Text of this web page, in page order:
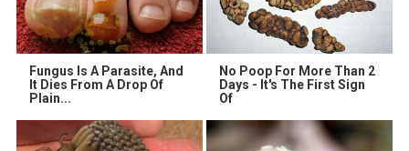
Fungus Is A Parasite, And
It Dies From A Drop Of
Plain...
No Poop For More Than 2
Days - It's The First Sign
Of